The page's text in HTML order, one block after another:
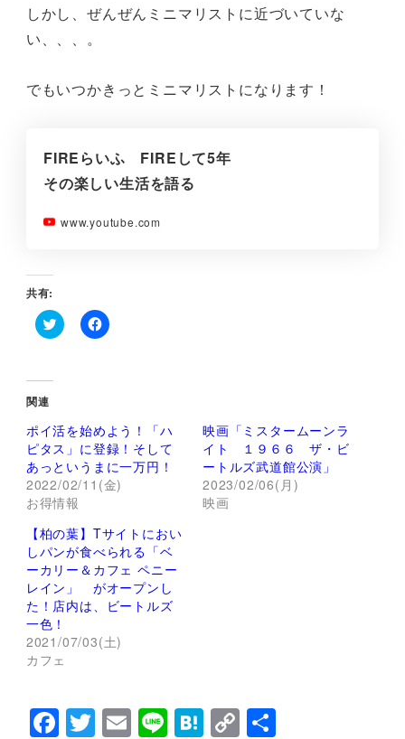
しかし、ぜんぜんミニマリストに近づいていな
い、、、。
でもいつかきっとミニマリストになります！
FIREらいふ FIREして5年
その楽しい生活を語る
www.youtube.com
共有:
ク
し
て
T
i
t
t
e
r
で
共
有
(
新
し
い
ウ
ィ
ン
ド
ウ
で
開
き
ま
F
で
共
有
す
る
に
リ
ッ
ク
し
て
く
だ
さ
新
ド
ウ
関連
ポイ活を始めよう！「ハ
ピタス」に登録！そして
あっというまに一万円！
2022/02/11(金)
お得情報
映画「ミスタームーンラ
イト １９６６ ザ・ビ
ートルズ武道館公演」
2023/02/06(月)
映画
【柏の葉】Tサイトにおい
しパンが食べられる「ベ
ーカリー＆カフェ ペニー
レイン」 がオープンし
た！店内は、ビートルズ
一色！
2021/07/03(土)
カフェ
F T E Li H C 共